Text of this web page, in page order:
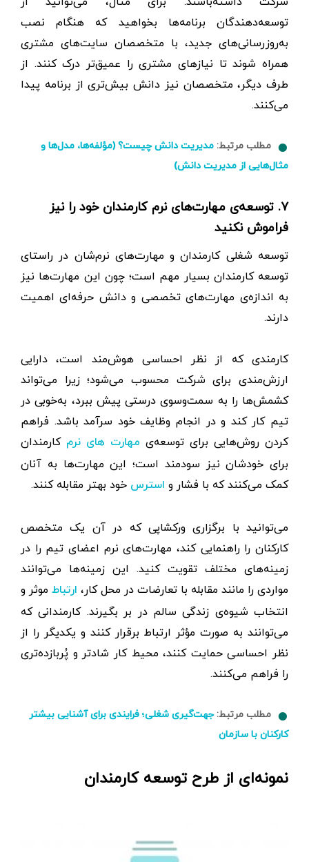
توسعه‌دهندگان برنامه‌ها بخواهید که هنگام نصب
به‌روزرسانی‌های جدید، با متخصصان سایت‌های مشتری
همراه شوند تا نیازهای مشتری را عمیق‌تر درک کنند. از
طرف دیگر، متخصصان نیز دانش بیش‌تری از برنامه پیدا
می‌کنند.
مطلب مرتبط: مدیریت دانش چیست؟ (مؤلفه‌ها، مدل‌ها و
مثال‌هایی از مدیریت دانش)
۷. توسعه‌ی مهارت‌های نرم کارمندان خود را نیز
فراموش نکنید
توسعه شغلی کارمندان و مهارت‌های نرم‌شان در راستای
توسعه کارمندان بسیار مهم است؛ چون این مهارت‌ها نیز
به اندازه‌ی مهارت‌های تخصصی و دانش حرفه‌ای اهمیت
دارند.
کارمندی که از نظر احساسی هوش‌مند است، دارایی
ارزش‌مندی برای شرکت محسوب می‌شود؛ زیرا می‌تواند
کشمش‌ها را به سمت‌وسوی درستی پیش ببرد، به‌خوبی در
تیم کار کند و در انجام وظایف خود سرآمد باشد. فراهم
کردن روش‌هایی برای توسعه‌ی مهارت های نرم کارمندان
برای خودشان نیز سودمند است؛ این مهارت‌ها به آنان
کمک می‌کنند که با فشار و استرس خود بهتر مقابله کنند.
می‌توانید با برگزاری ورکشاپی که در آن یک متخصص
کارکنان را راهنمایی کند، مهارت‌های نرم اعضای تیم‌ را در
زمینه‌های مختلف تقویت کنید. این زمینه‌ها می‌توانند
مواردی را مانند مقابله با تعارضات در محل کار، ارتباط موثر و
انتخاب شیوه‌ی زندگی سالم در بر بگیرند. کارمندانی که
می‌توانند به صورت مؤثر ارتباط برقرار کنند و یکدیگر را از
نظر احساسی حمایت کنند، محیط کار شادتر و پُربازده‌تری
را فراهم می‌کنند.
مطلب مرتبط:جهت‌گیری شغلی؛ فرایندی برای آشنایی بیشتر
کارکنان با سازمان
نمونه‌ای از طرح توسعه کارمندان